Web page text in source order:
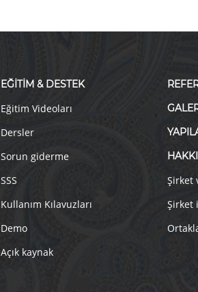
EĞİTİM & DESTEK
Eğitim Videoları
Dersler
Sorun giderme
SSS
Kullanım Kılavuzları
Demo
Açık kaynak
Şirket
Şirket